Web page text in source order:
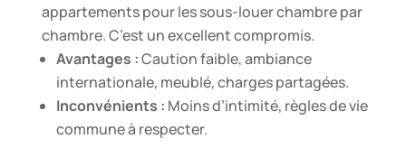
appartements pour les sous-louer chambre par
chambre. C’est un excellent compromis.
Avantages :Caution faible, ambiance
internationale, meublé, charges partagées.
Inconvénients : Moins d’intimité, règles de vie
commune à respecter.